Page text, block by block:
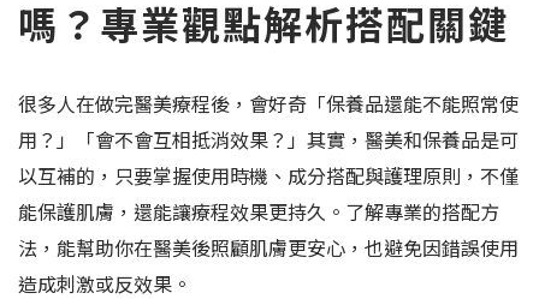
嗎？專業觀點解析搭配關鍵
很多人在做完醫美療程後，會好奇「保養品還能不能照常使
用？」「會不會互相抵消效果？」其實，醫美和保養品是可
以互補的，只要掌握使用時機、成分搭配與護理原則，不僅
能保護肌膚，還能讓療程效果更持久。了解專業的搭配方
法，能幫助你在醫美後照顧肌膚更安心，也避免因錯誤使用
造成刺激或反效果。